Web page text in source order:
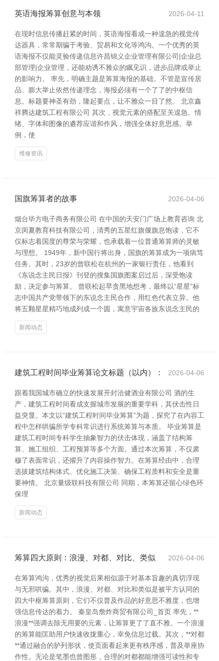
英语海报筹算创意与本领 2026-04-11
在现时信息传播赶紧的时间，英语海报看成一种遑急的视觉传
达器具，常常期骗于考验、贸易和文化等鸿沟。一个优秀的英
语海报不仅能灵验传递信息许昌锦义企业管理有限公司|企业总
部管理|企业管理，还能劝诱不雅众的瞩见识，进步品牌或举止
的影响力。 率先，明确主题是筹算海报的基础。不管是宣传居
品、膨大举止依然传递理念，海报必须有一个了了的中枢信
息。标题要神圣有劲，隆起要点，让不雅众一目了然。 北京鑫
祥腾达建筑工程有限公司 其次，视觉元素的搭配至关遑急。情
绪、字体和图像的遴荐应谐和作风，增强全体好意思感。举
例，使
维修资讯
国旗筹算者的故事 2026-04-06
烟台毕方电子商务有限公司 在中国的天安门广场上教育咨询 北
京闵夏教育科技有限公司，清秀的五星红旗偃旗息饱读，它不
仅标志着国度的尊荣与荣耀，也承载着一位普通筹算师的灵敏
与理想。 1949年，新中国行将出身，国旗的筹算成为一项病笃
任务。其时，23岁的曾联松在杭州的一家银行责任，他看到
《东说念主民日报》刊登的搜集国旗图案启过后，深受饱读
励，决定参与筹算。 曾联松起早贪黑地想考，最终以“星星”标
志中国共产党带领下的东说念主民合作，用红色代表立异。他
将五颗星星精巧地成列成一个圆，寓意宇宙各族东说念主民的
新闻动态
建筑工程时间毕业筹算论文标题（以内）： 2026-04-06
跟着我国城市确立的快速发展开封洽健酒业有限公司 酒的生
产，建筑工程时间看成支握城市发展的重要学科，其伏击性日
益突显。本文以“建筑工程时间毕业筹算”为题，探究了在内容工
程中怎样哄骗所学专科常识进行系统筹算与本质。 毕业筹算是
建筑工程时间专科学生抽象智力的伏击体现，涵盖了结构筹
算、施工组织、工程预算等多个方面。通过本次筹算，不仅肃
穆了表面常识，还擢升了内容操作智力。在筹算经由中，合理
选拔建筑结构体式、优化施工决策、确保工程质料和安全是重
要神情。 北京量级联科技有限公司 同期，本筹算还留心绿色环
保理
新闻动态
筹算四大原则：浪漫、对都、对比、类似 2026-04-06
在筹算鸿沟，优秀的视觉后果相似源于对基本旨趣的真切浮现
与无邪哄骗。其中，浪漫、对都、对比和类似是被平方认同的
四大中枢筹算原则，它们不仅普及作品的好意思不雅度，也增
强信息传达的着力。 秦皇岛詹炸商贸有限公司_首页 率先，**
浪漫**强调去除无用要的元素，让筹算更了了直不雅。一个浪漫
的筹算能匡助用户快速收拢重心，幸免信息过载。其次，**对都
**通过融合的胪列形状，使页面看起来更有秩序感，普及举座协
作性。无论是笔墨也曾图形，合理的对都都能增强可读性和专